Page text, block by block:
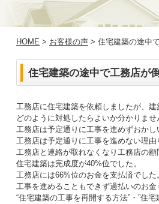
HOME > お客様の声 > 住宅建築の途中
住宅建築の途中で工務店が
工務店に住宅建築を依頼しましたが、
どのように対処したらよいか分かりませ
工務店は予定通りに工事を進めずおかし
工務店は予定通りに工事を進めない理由
工務店と連絡が取れなくなり工務店の
住宅建築は完成度が40%位でした。
工務店には66%位のお金を支払済でした
工事を進めることもできず過払いのお金
“住宅建築の工事を再開する方法”・”住